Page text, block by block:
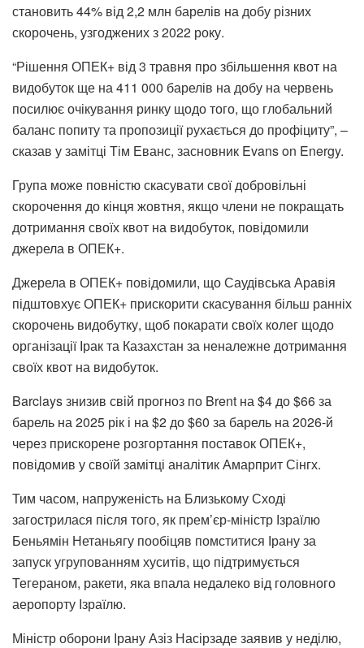
становить 44% від 2,2 млн барелів на добу різних
скорочень, узгоджених з 2022 року.
“Рішення ОПЕК+ від 3 травня про збільшення квот на
видобуток ще на 411 000 барелів на добу на червень
посилює очікування ринку щодо того, що глобальний
баланс попиту та пропозиції рухається до профіциту”, –
сказав у замітці Тім Еванс, засновник Evans on Energy.
Група може повністю скасувати свої добровільні
скорочення до кінця жовтня, якщо члени не покращать
дотримання своїх квот на видобуток, повідомили
джерела в ОПЕК+.
Джерела в ОПЕК+ повідомили, що Саудівська Аравія
підштовхує ОПЕК+ прискорити скасування більш ранніх
скорочень видобутку, щоб покарати своїх колег щодо
організації Ірак та Казахстан за неналежне дотримання
своїх квот на видобуток.
Barclays знизив свій прогноз по Brent на $4 до $66 за
барель на 2025 рік і на $2 до $60 за барель на 2026-й
через прискорене розгортання поставок ОПЕК+,
повідомив у своїй замітці аналітик Амарприт Сінгх.
Тим часом, напруженість на Близькому Сході
загострилася після того, як прем’єр-міністр Ізраїлю
Беньямін Нетаньягу пообіцяв помститися Ірану за
запуск угрупованням хуситів, що підтримується
Тегераном, ракети, яка впала недалеко від головного
аеропорту Ізраїлю.
Міністр оборони Ірану Азіз Насірзаде заявив у неділю,